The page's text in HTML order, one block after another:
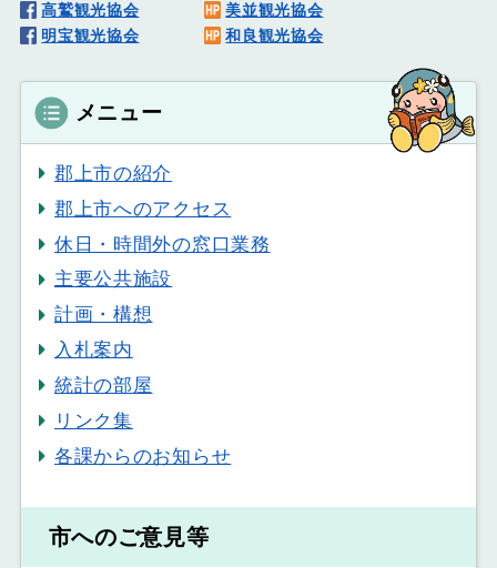
高鷲観光協会
美並観光協会
明宝観光協会
和良観光協会
メニュー
郡上市の紹介
郡上市へのアクセス
休日・時間外の窓口業務
主要公共施設
計画・構想
入札案内
統計の部屋
リンク集
各課からのお知らせ
市へのご意見等